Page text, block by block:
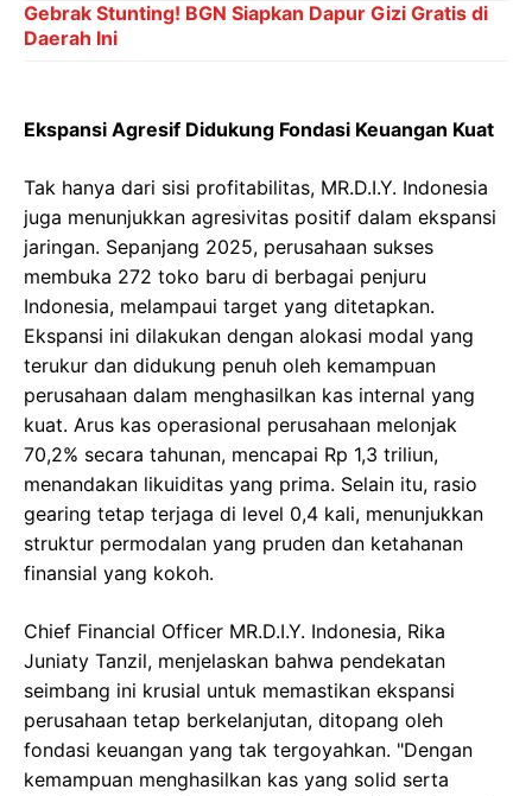
Gebrak Stunting! BGN Siapkan Dapur Gizi Gratis di
Daerah Ini
Ekspansi Agresif Didukung Fondasi Keuangan Kuat
Tak hanya dari sisi profitabilitas, MR.D.I.Y. Indonesia
juga menunjukkan agresivitas positif dalam ekspansi
jaringan. Sepanjang 2025, perusahaan sukses
membuka 272 toko baru di berbagai penjuru
Indonesia, melampaui target yang ditetapkan.
Ekspansi ini dilakukan dengan alokasi modal yang
terukur dan didukung penuh oleh kemampuan
perusahaan dalam menghasilkan kas internal yang
kuat. Arus kas operasional perusahaan melonjak
70,2% secara tahunan, mencapai Rp 1,3 triliun,
menandakan likuiditas yang prima. Selain itu, rasio
gearing tetap terjaga di level 0,4 kali, menunjukkan
struktur permodalan yang pruden dan ketahanan
finansial yang kokoh.
Chief Financial Officer MR.D.I.Y. Indonesia, Rika
Juniaty Tanzil, menjelaskan bahwa pendekatan
seimbang ini krusial untuk memastikan ekspansi
perusahaan tetap berkelanjutan, ditopang oleh
fondasi keuangan yang tak tergoyahkan. "Dengan
kemampuan menghasilkan kas yang solid serta